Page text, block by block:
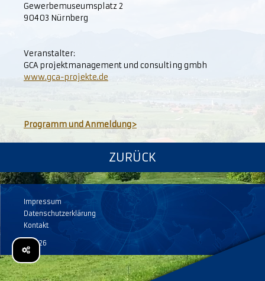
Gewerbemuseumsplatz 2
90403 Nürnberg
Veranstalter:
GCA projektmanagement und consulting gmbh
www.gca-projekte.de
Programm und Anmeldung>
ZURÜCK
Impressum
Datenschutzerklärung
Kontakt
© 2026